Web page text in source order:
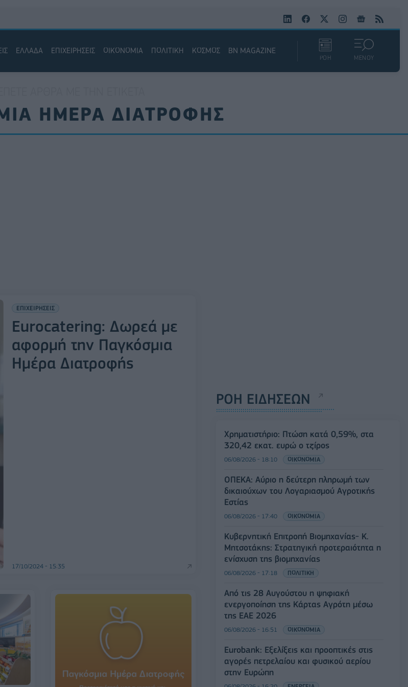
ΕΛΛΑΔΑ ΕΠΙΧΕΙΡΗΣΕΙΣ ΟΙΚΟΝΟΜΙΑ ΠΟΛΙΤΙΚΗ ΚΟΣΜΟΣ BN MAGAZINE
ΡΟΗ ΜΕΝΟΥ
ΗΜΕΡΑ ΔΙΑΤΡΟΦΗΣ
ΕΠΙΧΕΙΡΗΣΕΙΣ
Eurocatering: Δωρεά με
αφορμή την Παγκόσμια
Ημέρα Διατροφής
17/10/2024 - 15:35
ΡΟΗ ΕΙΔΗΣΕΩΝ
Χρηματιστήριο: Πτώση κατά 0,59%, στα
320,42 εκατ. ευρώ ο τζίρος
06/08/2026 - 18:10 ΟΙΚΟΝΟΜΙΑ
ΟΠΕΚΑ: Αύριο η δεύτερη πληρωμή των
δικαιούχων του Λογαριασμού Αγροτικής
Εστίας
06/08/2026 - 17:40 ΟΙΚΟΝΟΜΙΑ
Κυβερνητική Επιτροπή Βιομηχανίας- Κ.
Μητσοτάκης: Στρατηγική προτεραιότητα η
ενίσχυση της βιομηχανίας
06/08/2026 - 17:18 ΠΟΛΙΤΙΚΗ
Από τις 28 Αυγούστου η ψηφιακή
ενεργοποίηση της Κάρτας Αγρότη μέσω
της ΕΑΕ 2026
06/08/2026 - 16:51 ΟΙΚΟΝΟΜΙΑ
Eurobank: Εξελίξεις και προοπτικές στις
αγορές πετρελαίου και φυσικού αερίου
στην Ευρώπη